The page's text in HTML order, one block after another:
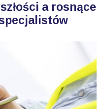
a rosnące